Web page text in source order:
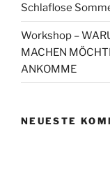
Schlaflose
Workshop –
MACHEN
ANKOMME
NEUESTE